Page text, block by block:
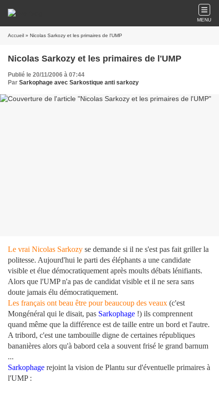
MENU
Accueil » Nicolas Sarkozy et les primaires de l'UMP
Nicolas Sarkozy et les primaires de l'UMP
Publié le 20/11/2006 à 07:44
Par Sarkophage avec Sarkostique anti sarkozy
Le vrai Nicolas Sarkozy se demande si il ne s'est pas fait griller la
politesse. Aujourd'hui le parti des éléphants a une candidate
visible et élue démocratiquement après moults débats lénifiants.
Alors que l'UMP n'a pas de candidat visible et il ne sera sans
doute jamais élu démocratiquement.
Les français ont beau être pour beaucoup des veaux (c'est
Mongénéral qui le disait, pas Sarkophage !) ils comprennent
quand même que la différence est de taille entre un bord et l'autre.
A tribord, c'est une tambouille digne de certaines républiques
bananières alors qu'à babord cela a souvent frisé le grand barnum
...
Sarkophage rejoint la vision de Plantu sur d'éventuelle primaires à
l'UMP :